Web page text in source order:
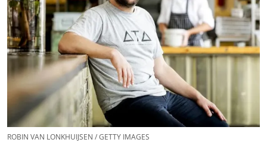
ROBIN VAN LONKHUIJSEN / GETTY IMAGES